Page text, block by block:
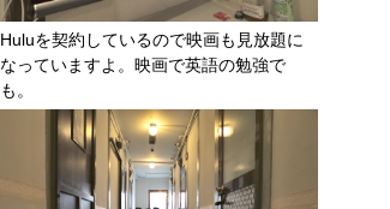
Huluを契約しているので映画も見放題に
なっていますよ。映画で英語の勉強で
も。